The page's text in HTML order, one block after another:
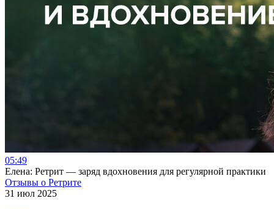
05:49
Елена: Ретрит — заряд вдохновения для регулярной практики
Отзывы о Ретрите
31 июл 2025